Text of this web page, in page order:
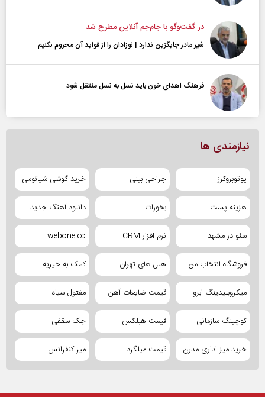
در گفت‌و‌گو با جام‌جم آنلاین مطرح شد
شیر مادر جایگزین ندارد | نوزادان را از فواید آن محروم نکنیم
فرهنگ اهدای خون باید نسل به نسل منتقل شود
نیازمندی ها
یوتوبروکرز جراحی بینی خرید گوشی شیائومی
هزینه پست بخورات دانلود آهنگ جدید
سئو در مشهد نرم افزار CRM webone.co
فروشگاه انتخاب من هتل های تهران کمک به خیریه
میکروبلیدینگ ابرو قیمت ضایعات آهن مفتول سیاه
کوچینگ سازمانی قیمت هبلکس جک سقفی
خرید میز اداری مدرن قیمت میلگرد میز کنفرانس